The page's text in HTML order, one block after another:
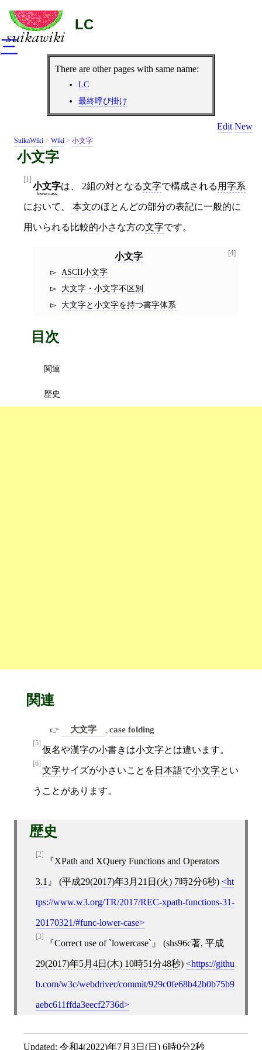
LC
There are other pages with same name:
LC
最終呼び掛け
Edit New
SuikaWiki > Wiki > 小文字
小文字
[1]
小文字
lowercase
は、 2組の対となる文字で構成される 用字系
において、 本文のほとんどの部分の表記に一般的に
用いられる比較的小さな方の文字です。
[4]
小文字
ASCII小文字
大文字・小文字不区別
大文字と小文字を持つ書字体系
目次
関連
歴史
関連
大文字 , case folding
[5]
仮名や漢字の小書き は小文字とは違います。
[6]
文字サイズが小さいことを 日本語で小文字とい
うことがあります。
歴史
[2]
XPath and XQuery Functions and Operators
3.1 (平成29(2017)年3月21日(火) 7時2分6秒) ht
tps://www.w3.org/TR/2017/REC-xpath-functions-31-
20170321/#func-lower-case
[3]
Correct use of `lowercase` (shs96c著, 平成
29(2017)年5月4日(木) 10時51分48秒) https://githu
b.com/w3c/webdriver/commit/929c0fe68b42b0b75b9
aebc611ffda3eecf2736d
Updated: 令和4(2022)年7月3日(日) 6時0分2秒
三